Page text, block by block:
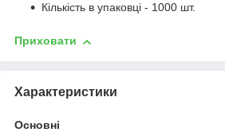
Кількість в упаковці - 1000 шт.
Приховати
Характеристики
Основні